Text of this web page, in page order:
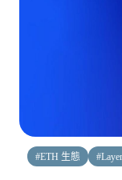
#ETH 生態 #